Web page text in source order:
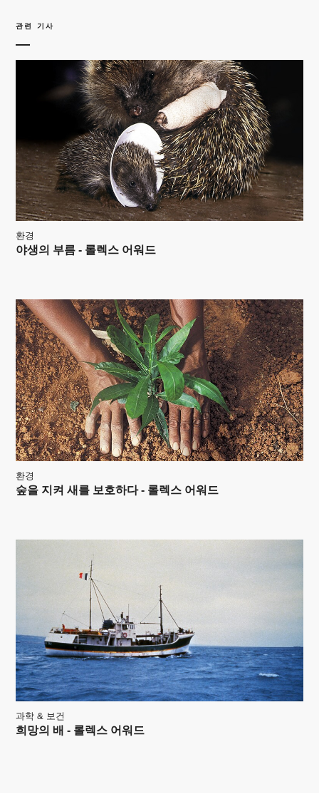
관련 기사
환경
야생의 부름 - 롤렉스 어워드
환경
숲을 지켜 새를 보호하다 - 롤렉스 어워드
과학 & 보건
희망의 배 - 롤렉스 어워드